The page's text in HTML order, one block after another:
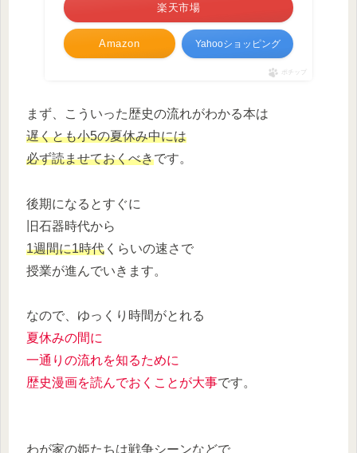
Amazon
楽天市場
Yahooショッピング
ポチップ
まず、こういった歴史の流れがわかる本は
遅くとも小5の夏休み中には
必ず読ませておくべきです。
後期になるとすぐに
旧石器時代から
1週間に1時代 くらいの速さで
授業が進んでいきます。
なので、ゆっくり時間がとれる
夏休みの間に
一通りの流れを知るために
歴史漫画を読んでおくことが大事です。
わが家の姫たちは戦争シーンなどで